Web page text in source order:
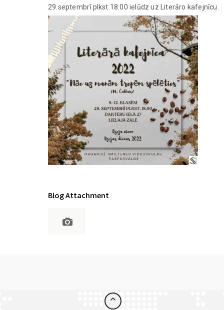
29.septembrī plkst.18:00 ielūdz uz Literāro kafejnīcu.
Blog Attachment